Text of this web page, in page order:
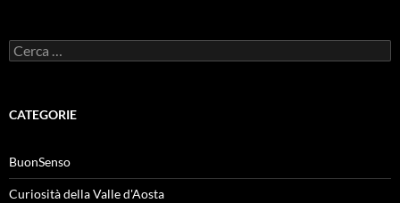
Ricerca
per:
CATEGORIE
BuonSenso
Curiosità della Valle d'Aosta